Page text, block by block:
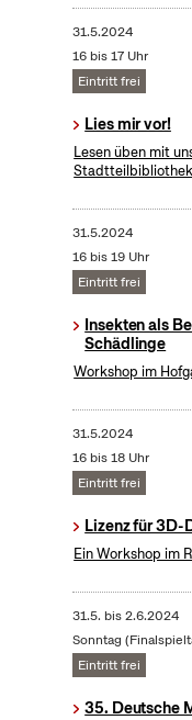
31.5.2024
16 bis 17 Uhr
Eintritt frei
Lies mir vor!
Lesen üben mit
31.5.2024
16 bis 19 Uhr
Eintritt frei
Insekten als
Schädlinge
Workshop im
31.5.2024
16 bis 18 Uhr
Eintritt frei
Lizenz für 3D-
Ein Workshop im
31.5. bis2.6.2024
Sonntag
Eintritt frei
35. Deutsche